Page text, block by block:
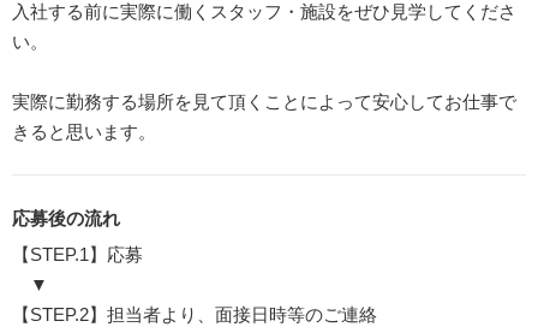
入社する前に実際に働くスタッフ・施設をぜひ見学してくださ
い。
実際に勤務する場所を見て頂くことによって安心してお仕事で
きると思います。
応募後の流れ
【STEP.1】応募
▼
【STEP.2】担当者より、面接日時等のご連絡